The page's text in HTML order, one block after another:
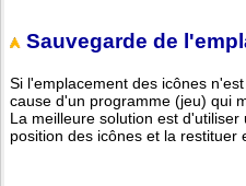
Sauvegarde de
Si l'emplacement des icônes
cause d'un programme (jeu) qui
La meilleure solution est
position des icônes et la restituer